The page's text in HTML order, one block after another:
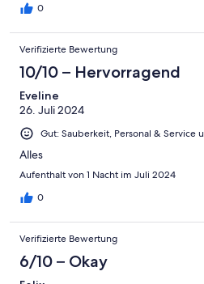
0
Verifizierte Bewertung
10/10 – Hervorragend
Eveline
26. Juli 2024
Gut: Sauberkeit, Personal & Service
Alles
Aufenthalt von 1 Nacht im Juli 2024
0
Verifizierte Bewertung
6/10 – Okay